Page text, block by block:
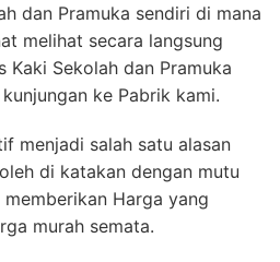
dan Pramuka sendiri di mana
melihat secara langsung
Kaki Sekolah dan Pramuka
ke Pabrik kami.
menjadi salah satu alasan
di katakan dengan mutu
Harga yang
murah semata.